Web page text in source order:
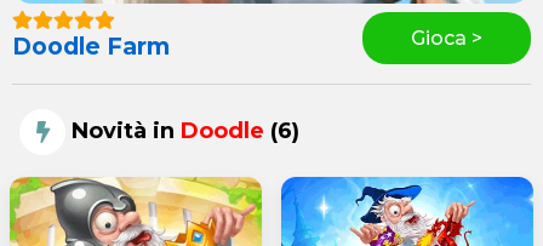
Doodle Farm Gioca >
Novità in Doodle (6)